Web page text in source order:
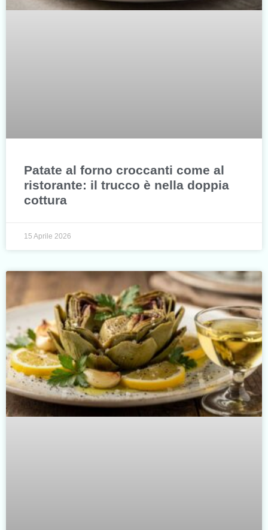
Patate al forno croccanti come al
ristorante: il trucco è nella doppia
cottura
15 Aprile 2026